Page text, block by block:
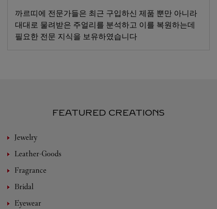
까르띠에 전문가들은 최근 구입하신 제품 뿐만 아니라
대대로 물려받은 주얼리를 분석하고 이를 복원하는데
필요한 전문 지식을 보유하였습니다
FEATURED CREATIONS
Jewelry
Leather-Goods
Fragrance
Bridal
Eyewear